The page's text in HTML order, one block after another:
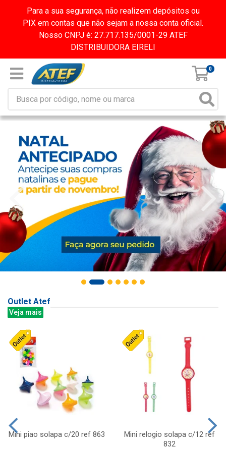
Para a sua segurança, não realizem depósitos ou
PIX em contas que não sejam a nossa conta oficial.
Nosso CNPJ é: 27.717.135/0001-29 ATEF
DISTRIBUIDORA EIRELI
0
Outlet Atef
Veja mais
Mini piao solapa c/20 ref 863
Mini relogio solapa c/12 ref
832